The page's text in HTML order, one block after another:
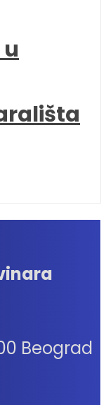
Beograd